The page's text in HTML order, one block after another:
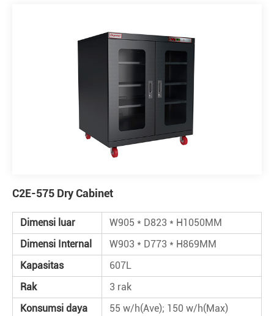
C2E-575 Dry Cabinet
Dimensi luar
W905 * D823 * H1050MM
Dimensi Internal
W903 * D773 * H869MM
Kapasitas
607L
Rak
3 rak
Konsumsi daya
55 w/h(Ave); 150 w/h(Max)